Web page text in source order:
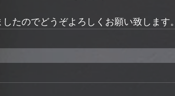
たのでどうぞよろしくお願い致します。